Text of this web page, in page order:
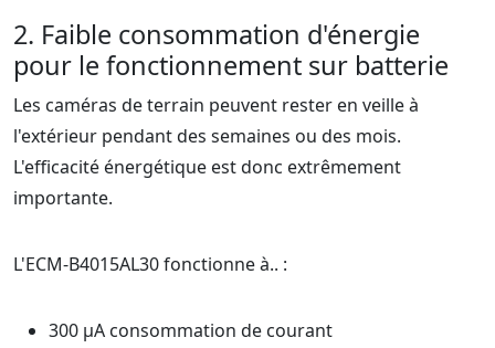
2. Faible consommation d'énergie
pour le fonctionnement sur batterie
Les caméras de terrain peuvent rester en veille à
l'extérieur pendant des semaines ou des mois.
L'efficacité énergétique est donc extrêmement
importante.
L'ECM-B4015AL30 fonctionne à.. :
300 μA consommation de courant